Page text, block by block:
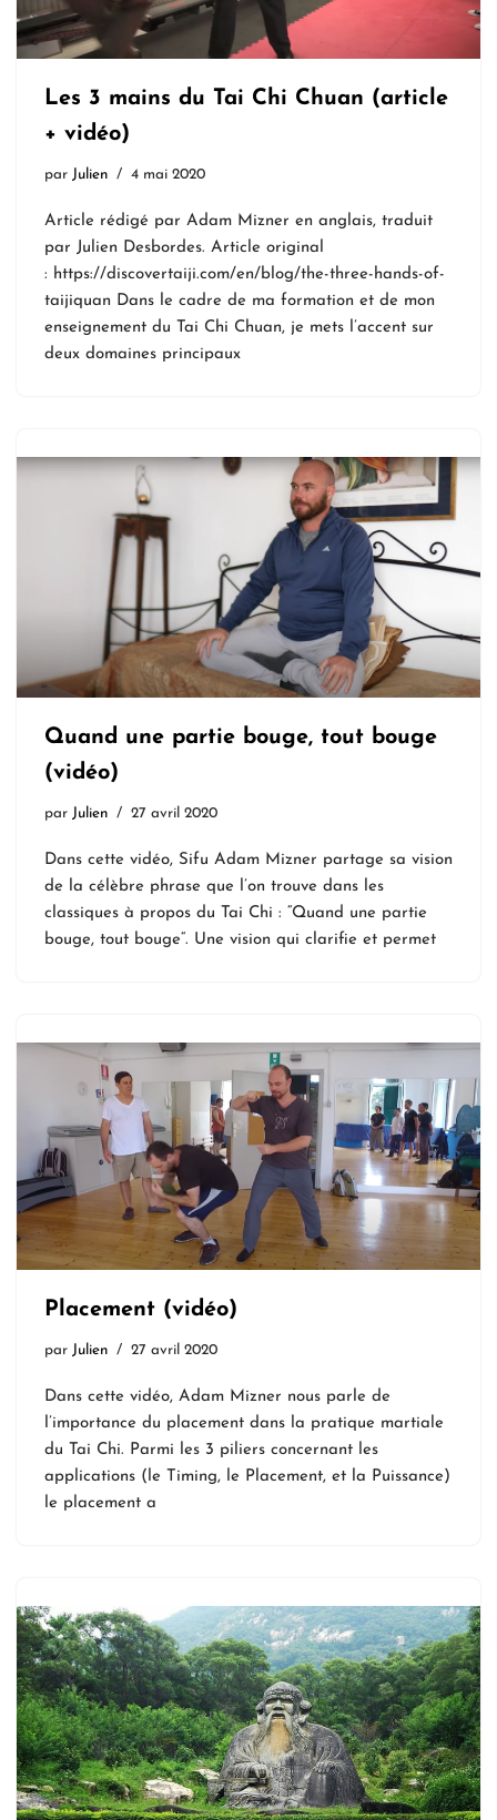
Les 3 mains du Tai Chi Chuan (article
+ vidéo)
par Julien 4 mai 2020
Article rédigé par Adam Mizner en anglais, traduit
par Julien Desbordes. Article original
: https://discovertaiji.com/en/blog/the-three-hands-of-
taijiquan Dans le cadre de ma formation et de mon
enseignement du Tai Chi Chuan, je mets l’accent sur
deux domaines principaux
Quand une partie bouge, tout bouge
(vidéo)
par Julien 27 avril 2020
Dans cette vidéo, Sifu Adam Mizner partage sa vision
de la célèbre phrase que l’on trouve dans les
classiques à propos du Tai Chi : “Quand une partie
bouge, tout bouge“. Une vision qui clarifie et permet
Placement (vidéo)
par Julien 27 avril 2020
Dans cette vidéo, Adam Mizner nous parle de
l’importance du placement dans la pratique martiale
du Tai Chi. Parmi les 3 piliers concernant les
applications (le Timing, le Placement, et la Puissance)
le placement a